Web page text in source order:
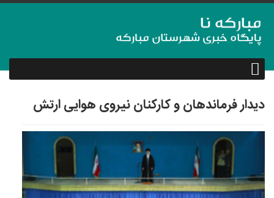
دیدار فرماندهان و كاركنان نیروی هوایی ارتش